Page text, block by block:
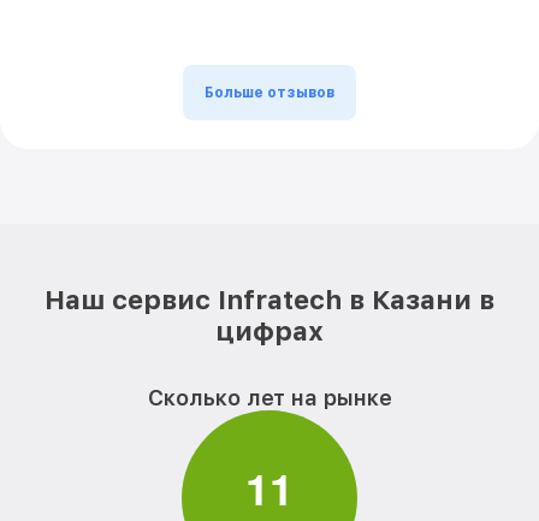
Больше отзывов
Наш сервис Infratech в Казани в
цифрах
Сколько лет на рынке
11